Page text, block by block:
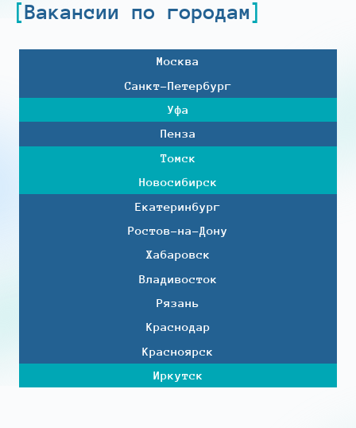
Вакансии по городам
Москва
Санкт-Петербург
Уфа
Пенза
Томск
Новосибирск
Екатеринбург
Ростов-на-Дону
Хабаровск
Владивосток
Рязань
Краснодар
Красноярск
Иркутск